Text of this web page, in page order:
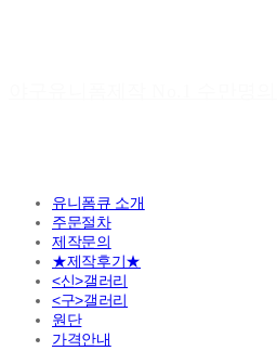
유니폼큐 소개
주문절차
제작문의
★제작후기★
<신>갤러리
<구>갤러리
원단
가격안내